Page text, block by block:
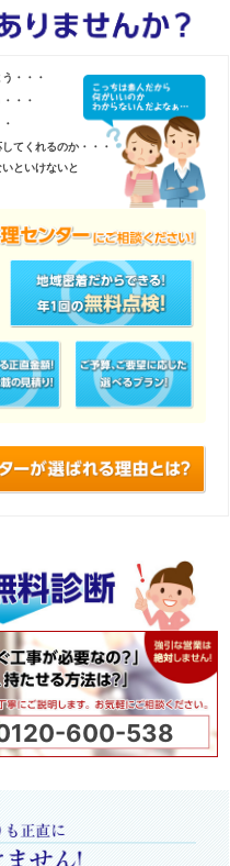
・・・
・・
てくれるのか・・・
といけないと
600-538